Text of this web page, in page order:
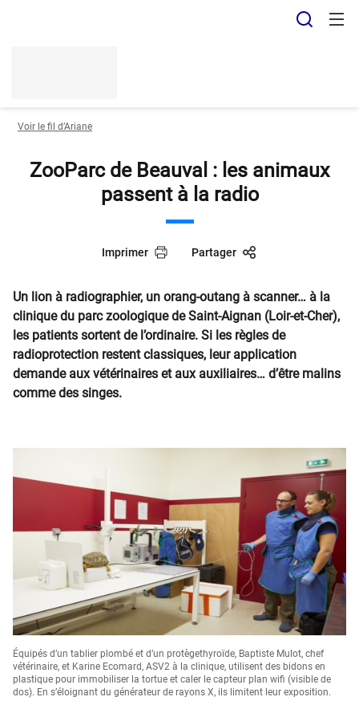
Voir le fil d’Ariane
ZooParc de Beauval : les animaux
passent à la radio
Imprimer Partager
Un lion à radiographier, un orang-outang à scanner… à la
clinique du parc zoologique de Saint-Aignan (Loir-et-Cher),
les patients sortent de l’ordinaire. Si les règles de
radioprotection restent classiques, leur application
demande aux vétérinaires et aux auxiliaires… d’être malins
comme des singes.
Équipés d’un tablier plombé et d’un protègethyroïde, Baptiste Mulot, chef
vétérinaire, et Karine Ecomard, ASV2 à la clinique, utilisent des bidons en
plastique pour immobiliser la tortue et caler le capteur plan wifi (visible de
dos). En s’éloignant du générateur de rayons X, ils limitent leur exposition.